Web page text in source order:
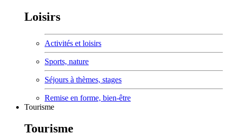
Loisirs
Activités et loisirs
Sports, nature
Séjours à thèmes, stages
Remise en forme, bien-être
Tourisme
Tourisme